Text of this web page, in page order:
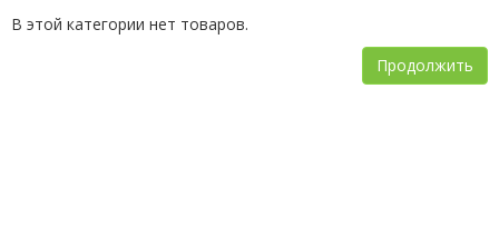
В этой категории нет товаров.
Продолжить